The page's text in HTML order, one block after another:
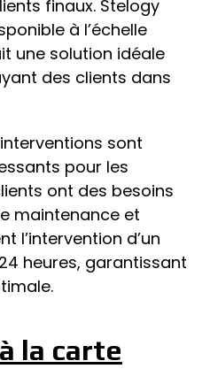
finaux. Stelogy
à l’échelle
une solution idéale
des clients dans
sont
pour les
ont des besoins
maintenance et
l’intervention d’un
heures, garantissant
la carte